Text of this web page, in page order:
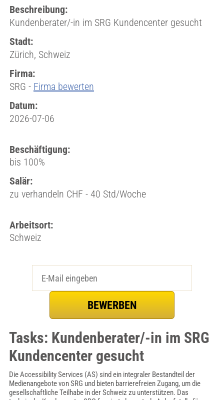
Beschreibung:
Kundenberater/-in im SRG Kundencenter gesucht
Stadt:
Zürich, Schweiz
Firma:
SRG - Firma bewerten
Datum:
2026-07-06
Beschäftigung:
bis 100%
Salär:
zu verhandeln CHF - 40 Std/Woche
Arbeitsort:
Schweiz
Tasks: Kundenberater/-in im SRG
Kundencenter gesucht
Die Accessibility Services (AS) sind ein integraler Bestandteil der
Medienangebote von SRG und bieten barrierefreien Zugang, um die
gesellschaftliche Teilhabe in der Schweiz zu unterstützen. Das